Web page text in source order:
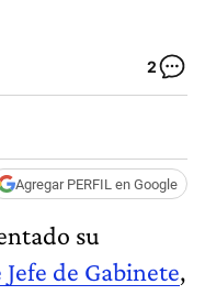
2
Agregar PERFIL en Google
su
de Gabinete,